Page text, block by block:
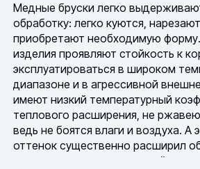
Медные бруски легко
обработку: легко куются,
приобретают необходимую
изделия проявляют стойкость к
эксплуатироваться в широком
диапазоне и в агрессивной
имеют низкий температурный
теплового расширения, не
ведь не боятся влаги и воздуха. А
оттенок существенно расширил
применения медных изделий.